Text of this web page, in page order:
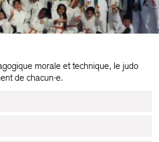
morale et technique, le judo
de chacun·e.